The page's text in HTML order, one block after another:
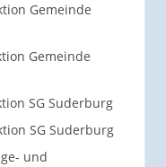
Gemeinde
Gemeinde
SG Suderburg
SG Suderburg
und